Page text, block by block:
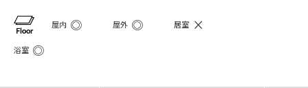
屋内 ◎ 屋外 ◎ 居室 ×
浴室 ◎